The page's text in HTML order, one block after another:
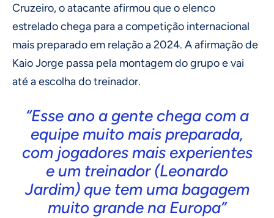
Cruzeiro, o atacante afirmou que o elenco
estrelado chega para a competição internacional
mais preparado em relação a 2024. A afirmação de
Kaio Jorge passa pela montagem do grupo e vai
até a escolha do treinador.
“Esse ano a gente chega com a
equipe muito mais preparada,
com jogadores mais experientes
e um treinador (Leonardo
Jardim) que tem uma bagagem
muito grande na Europa”